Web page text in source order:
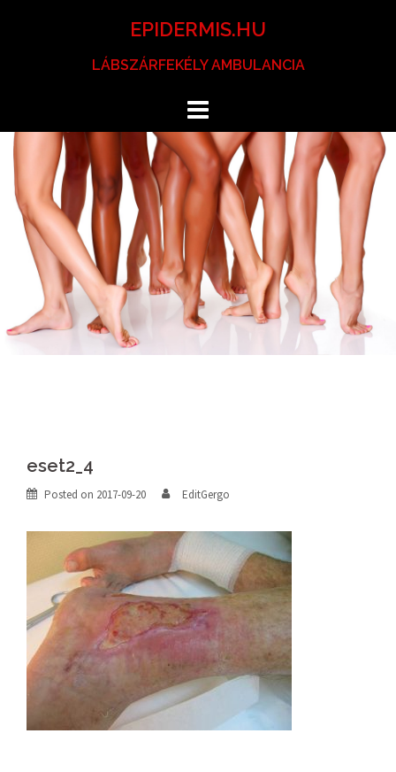
EPIDERMIS.HU
LÁBSZÁRFEKÉLY AMBULANCIA
eset2_4
Posted on 2017-09-20 EditGergo